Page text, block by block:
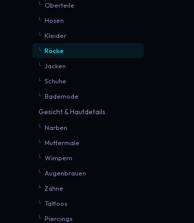
Oberteile
Hosen
Kleider
Röcke
Jacken
Schuhe
Bademode
Gesicht & Hautdetails
Narben
Muttermale
Wimpern
Augenbrauen
Zähne
Tattoos
Piercings